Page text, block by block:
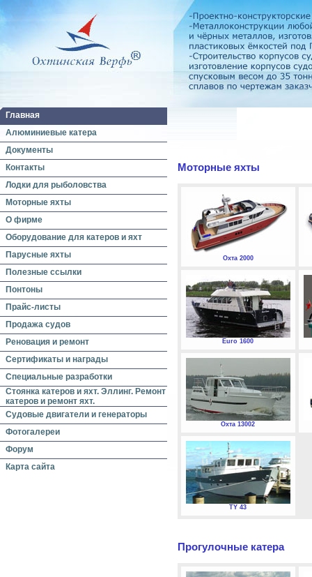
Главная
Алюминиевые катера
Документы
Контакты
Лодки для рыболовства
Моторные яхты
О фирме
Оборудование для катеров и яхт
Парусные яхты
Полезные ссылки
Понтоны
Прайс-листы
Продажа судов
Реновация и ремонт
Сертификаты и награды
Специальные разработки
Стоянка катеров и яхт. Эллинг. Ремонт
катеров и ремонт яхт.
Судовые двигатели и генераторы
Фотогалереи
Форум
Карта сайта
Моторные яхты
Охта 2000
Euro 1600
Охта 13002
TY 43
Прогулочные катера